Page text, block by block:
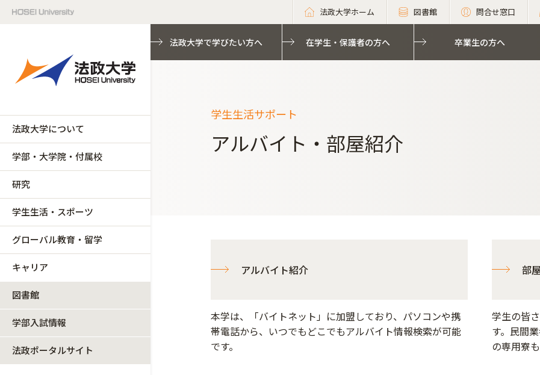
法政大学ホーム 図書館 問合せ窓口
法政大学について
学部・大学院・付属校
研究
学生生活・スポーツ
グローバル教育・留学
キャリア
図書館
学部入試情報
法政ポータルサイト
法政大学で学びたい方へ 在学生・保護者の方へ 卒業生の方へ
学生生活サポート
アルバイト・部屋紹介
アルバイト紹介
本学は、「バイトネット」に加盟しており、パソコンや携
帯電話から、いつでもどこでもアルバイト情報検索が可能
です。
部
学生の皆
す。民間
の専用寮